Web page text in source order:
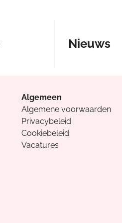
Nieuws
Algemeen
Algemene voorwaarden
Privacybeleid
Cookiebeleid
Vacatures